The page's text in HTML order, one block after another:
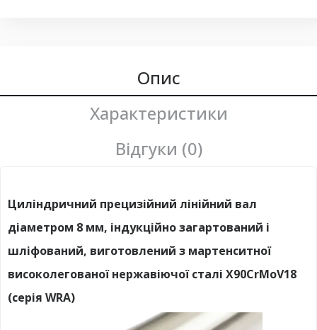
Опис
Характеристики
Відгуки (0)
Циліндричний прецизійний лінійний вал
діаметром 8 мм, індукційно загартований і
шліфований, виготовлений з мартенситної
високолегованої нержавіючої сталі X90CrMoV18
(серія WRA)